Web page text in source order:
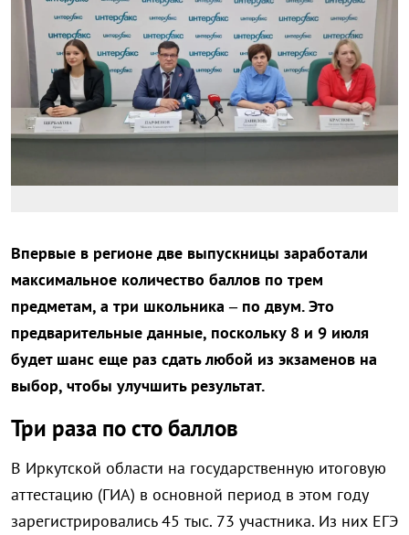
Впервые в регионе две выпускницы заработали
максимальное количество баллов по трем
предметам, а три школьника – по двум. Это
предварительные данные, поскольку 8 и 9 июля
будет шанс еще раз сдать любой из экзаменов на
выбор, чтобы улучшить результат.
Три раза по сто баллов
В Иркутской области на государственную итоговую
аттестацию (ГИА) в основной период в этом году
зарегистрировались 45 тыс. 73 участника. Из них ЕГЭ